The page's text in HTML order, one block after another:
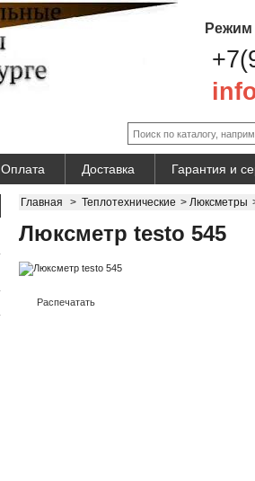
Режим
Оплата Доставка Гарантия и
Главная > Теплотехнические > Люксметры
Люксметр testo 545
Распечатать